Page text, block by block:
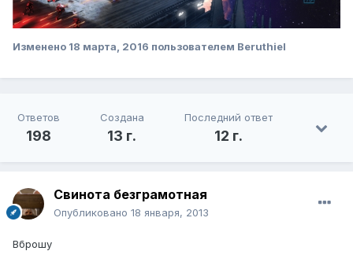
Изменено 18 марта, 2016 пользователем Beruthiel
Ответов
198
Создана
13 г.
Последний ответ
12 г.
Свинота безграмотная
Опубликовано 18 января, 2013
Вброшу